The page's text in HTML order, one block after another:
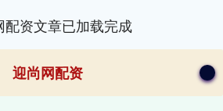
配资文章已加载完成
迎尚网配资